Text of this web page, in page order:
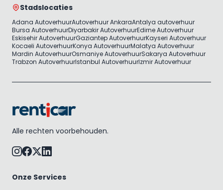
Stadslocaties
Adana AutoverhuurAutoverhuur AnkaraAntalya autoverhuur
Bursa AutoverhuurDiyarbakir AutoverhuurEdirne Autoverhuur
Eskisehir AutoverhuurGaziantep AutoverhuurKayseri Autoverhuur
Kocaeli AutoverhuurKonya AutoverhuurMalatya Autoverhuur
Mardin AutoverhuurOsmaniye AutoverhuurSakarya Autoverhuur
Trabzon AutoverhuurIstanbul AutoverhuurIzmir Autoverhuur
Alle rechten voorbehouden.
Onze Services